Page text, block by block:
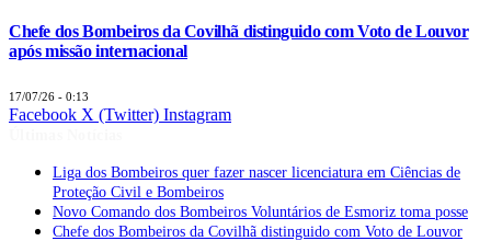
Chefe dos Bombeiros da Covilhã distinguido com Voto de Louvor
após missão internacional
17/07/26 - 0:13
Facebook X (Twitter) Instagram
Liga dos Bombeiros quer fazer nascer licenciatura em Ciências de
Proteção Civil e Bombeiros
Novo Comando dos Bombeiros Voluntários de Esmoriz toma posse
Chefe dos Bombeiros da Covilhã distinguido com Voto de Louvor